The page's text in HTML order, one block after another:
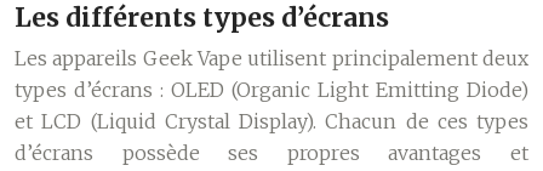
Les différents types d’écrans
Les appareils Geek Vape utilisent principalement deux
types d’écrans : OLED (Organic Light Emitting Diode)
et LCD (Liquid Crystal Display). Chacun de ces types
d’écrans possède ses propres avantages et